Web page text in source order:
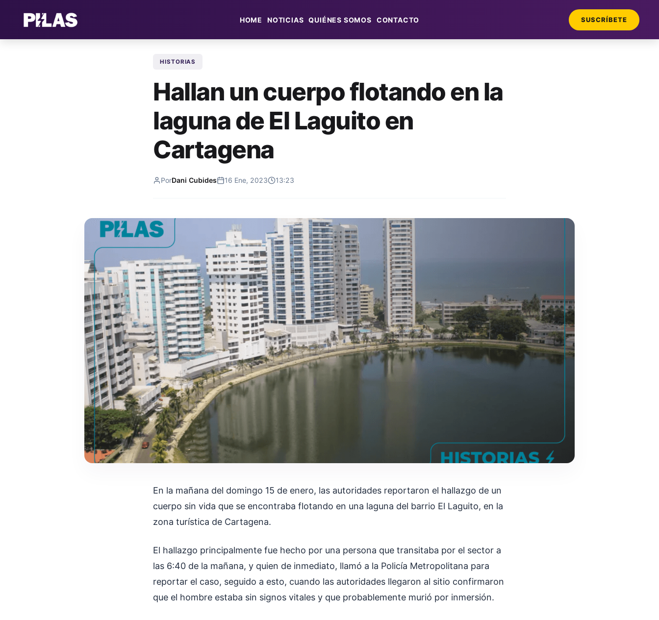
HOME NOTICIAS QUIÉNES SOMOS CONTACTO SUSCRÍBETE
HISTORIAS
Hallan un cuerpo flotando en la
laguna de El Laguito en
Cartagena
PorDani Cubides 16 Ene, 2023 13:23
En la mañana del domingo 15 de enero, las autoridades reportaron el hallazgo de un
cuerpo sin vida que se encontraba flotando en una laguna del barrio El Laguito, en la
zona turística de Cartagena.
El hallazgo principalmente fue hecho por una persona que transitaba por el sector a
las 6:40 de la mañana, y quien de inmediato, llamó a la Policía Metropolitana para
reportar el caso, seguido a esto, cuando las autoridades llegaron al sitio confirmaron
que el hombre estaba sin signos vitales y que probablemente murió por inmersión.